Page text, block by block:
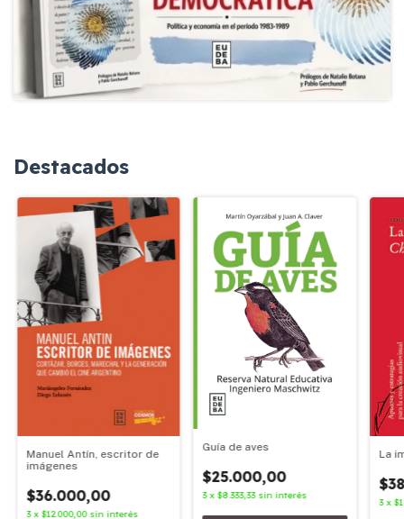
Destacados
Manuel Antín, escritor de
imágenes
$36.000,00
3 x $12.000,00 sin interés
Guía de aves
$25.000,00
3 x$8.333,33 sin interés
La
3 x